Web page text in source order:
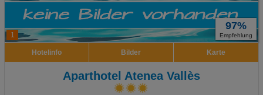
1
97%
Empfehlung
Hotelinfo Bilder Karte
Aparthotel Atenea Vallès